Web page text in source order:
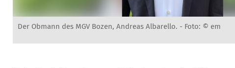
Der Obmann des MGV Bozen, Andreas Albarello. - Foto: © em